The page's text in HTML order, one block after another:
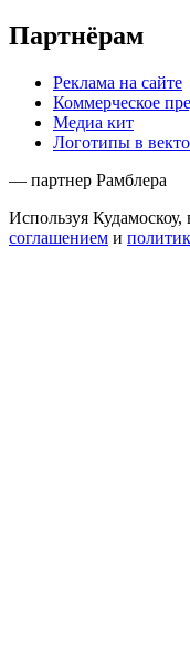
Партнёрам
Реклама на сайте
Коммерческое
Медиа кит
Логотипы в
— партнер Рамблера
Используя Кудамоскоу,
соглашением и